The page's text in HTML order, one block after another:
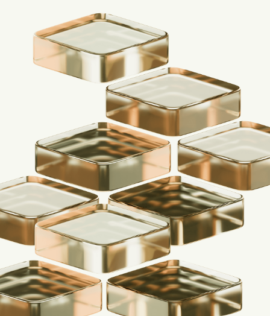
Тұрақты табыс
Кеңейту жоспарлары
Меншікті қаражат
(жоба құнының 20%-ынан)
КІМГЕ АРНАЛҒАН
МЫНА ЖАҒДАЙЛАРЫ
БАР ШАҒЫН ЖӘНЕ ОРТА
БИЗНЕСКЕ: